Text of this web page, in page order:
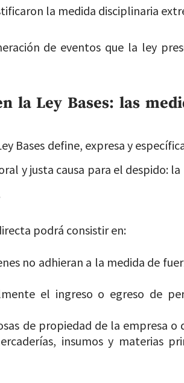
la medida disciplinaria
de eventos que la ley
la Ley Bases: las
Bases define, expresa y
y justa causa para el despido:
podrá consistir en:
no adhieran a la medida de
el ingreso o egreso de
de propiedad de la empresa o
insumos y materias